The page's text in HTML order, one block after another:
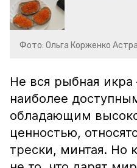
Фото: Ольга Корженко
Не вся рыбная икра
наиболее
обладающим
ценностью,
трески, минтая. Но